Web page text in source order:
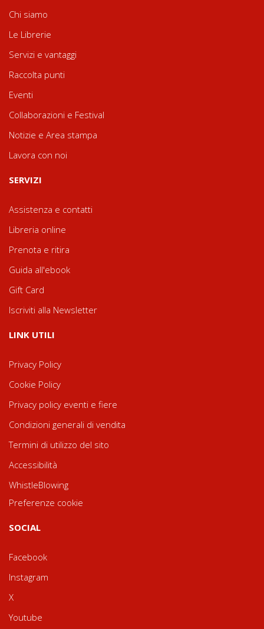
Chi siamo
Le Librerie
Servizi e vantaggi
Raccolta punti
Eventi
Collaborazioni e Festival
Notizie e Area stampa
Lavora con noi
SERVIZI
Assistenza e contatti
Libreria online
Prenota e ritira
Guida all'ebook
Gift Card
Iscriviti alla Newsletter
LINK UTILI
Privacy Policy
Cookie Policy
Privacy policy eventi e fiere
Condizioni generali di vendita
Termini di utilizzo del sito
Accessibilità
WhistleBlowing
Preferenze cookie
SOCIAL
Facebook
Instagram
X
Youtube